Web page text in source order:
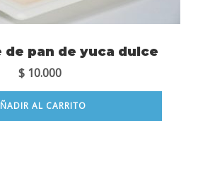
pan de yuca dulce
$10.000
AL CARRITO